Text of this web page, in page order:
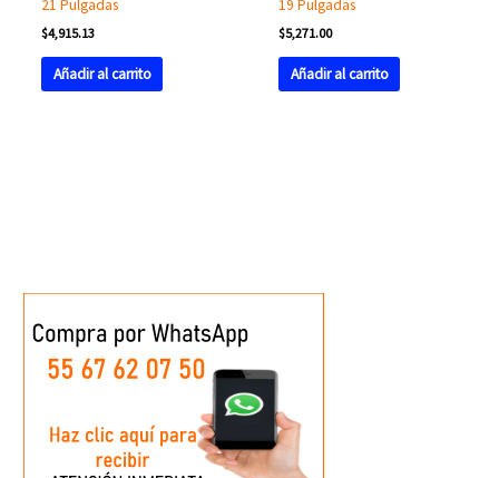
21 Pulgadas
$4,915.13
Añadir al carrito
19 Pulgadas
$5,271.00
Añadir al carrito